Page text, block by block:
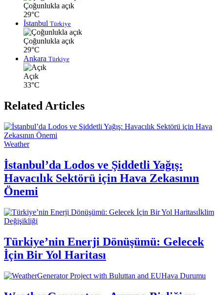
Çoğunlukla açık
29°C
İstanbul Türkiye
Çoğunlukla açık
29°C
Ankara Türkiye
Açık
33°C
Related Articles
Weather
İstanbul’da Lodos ve Şiddetli Yağış:
Havacılık Sektörü için Hava Zekasının
Önemi
İklim
Değişikliği
Türkiye’nin Enerji Dönüşümü: Gelecek
İçin Bir Yol Haritası
Hava Durumu